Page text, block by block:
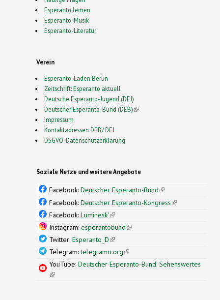
Esperanto lernen
Esperanto-Musik
Esperanto-Literatur
Verein
Esperanto-Laden Berlin
Zeitschrift: Esperanto aktuell
Deutsche Esperanto-Jugend (DEJ)
Deutscher Esperanto-Bund (DEB)(link is external)
Impressum
Kontaktadressen DEB/ DEJ
DSGVO-Datenschutzerklärung
Soziale Netze und weitere Angebote
Facebook: Deutscher Esperanto-Bund(link is
external)
Facebook: Deutscher Esperanto-Kongress(link is
Facebook: Luminesk'(link is external)
Instagram: esperantobund(link is external)
Twitter: Esperanto_D(link is external)
Telegram:telegramo.org(link is external)
YouTube: Deutscher Esperanto-Bund: Sehenswertes
(link is external)